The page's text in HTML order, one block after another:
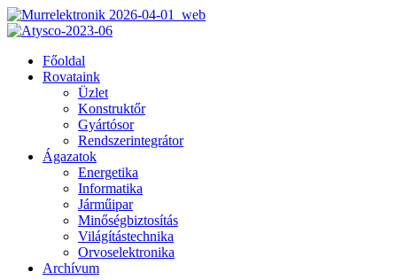
Főoldal
Rovataink
Üzlet
Konstruktőr
Gyártósor
Rendszerintegrátor
Ágazatok
Energetika
Informatika
Járműipar
Minőségbiztosítás
Világítástechnika
Orvoselektronika
Archívum